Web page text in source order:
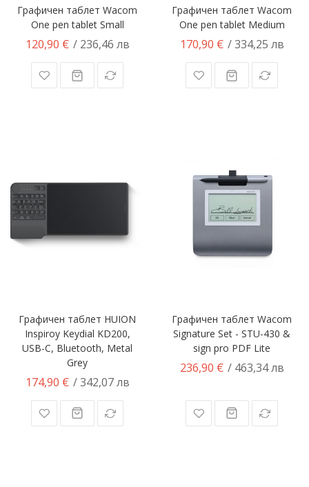
Графичен таблет Wacom
One pen tablet Small
120,90 € / 236,46 лв
Графичен таблет Wacom
One pen tablet Medium
170,90 € / 334,25 лв
Графичен таблет HUION
Inspiroy Keydial KD200,
USB-C, Bluetooth, Metal
Grey
174,90 € / 342,07 лв
Графичен таблет Wacom
Signature Set - STU-430 &
sign pro PDF Lite
236,90 € / 463,34 лв